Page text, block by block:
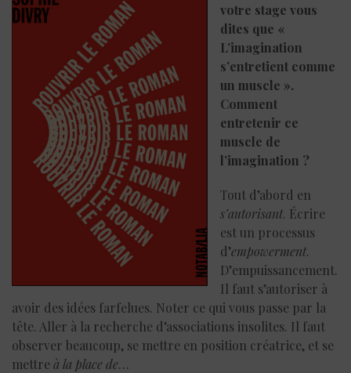
votre stage vous
dites que «
L’imagination
s’entretient comme
un muscle ».
Comment
entretenir ce
muscle de
l’imagination ?
Tout d’abord en
s’autorisant. Écrire
est un processus
d’empowerment.
D’empuissancement.
Il faut s’autoriser à
avoir des idées farfelues. Noter ce qui vous passe par la
tête. Aller à la recherche d’associations insolites. Il faut
observer beaucoup, se mettre en position créatrice, et se
mettre à la place de…